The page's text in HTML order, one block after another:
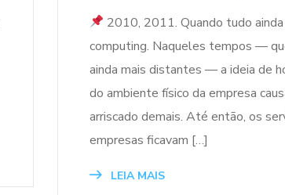
2010, 2011. Quando tudo ainda
computing. Naqueles tempos —
ainda mais distantes — a ideia de
do ambiente físico da empresa
arriscado demais. Até então, os
empresas ficavam […]
LEIA MAIS